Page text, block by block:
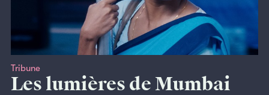
Tribune
Les lumières de Mumbai